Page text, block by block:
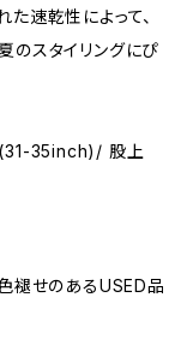
速乾性によって、
のスタイリングにぴ
35inch)/ 股上
せのあるUSED品